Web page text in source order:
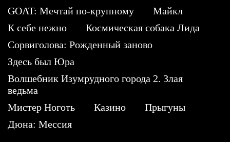
GOAT: Мечтай по-крупному
Майкл
К себе нежно
Космическая собака Лида
Сорвиголова: Рожденный заново
Здесь был Юра
Волшебник Изумрудного города 2. Злая
ведьма
Мистер Ноготь
Казино
Прыгуны
Дюна: Мессия